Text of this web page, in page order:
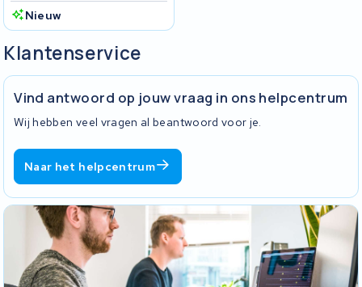
Nieuw
Klantenservice
Vind antwoord op jouw vraag in ons helpcentrum
Wij hebben veel vragen al beantwoord voor je.
Naar het helpcentrum